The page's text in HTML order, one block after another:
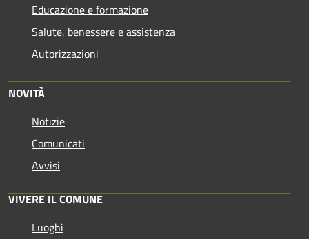
Educazione e formazione
Salute, benessere e assistenza
Autorizzazioni
NOVITÀ
Notizie
Comunicati
Avvisi
VIVERE IL COMUNE
Luoghi